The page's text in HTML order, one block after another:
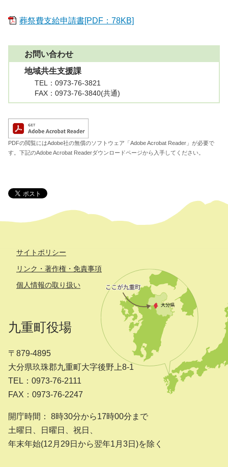
葬祭費支給申請書[PDF：78KB]
お問い合わせ
地域共生支援課
TEL ：0973-76-3821
FAX ：0973-76-3840(共通)
PDFの閲覧にはAdobe社の無償のソフトウェア「Adobe Acrobat Reader」が必要で
す。下記のAdobe Acrobat Readerダウンロードページから入手してください。
サイトポリシー
リンク・著作権・免責事項
個人情報の取り扱い
九重町役場
〒879-4895
大分県玖珠郡九重町大字後野上8-1
TEL：0973-76-2111
FAX：0973-76-2247
開庁時間： 8時30分から17時00分まで
土曜日、日曜日、祝日、
年末年始(12月29日から翌年1月3日)を除く